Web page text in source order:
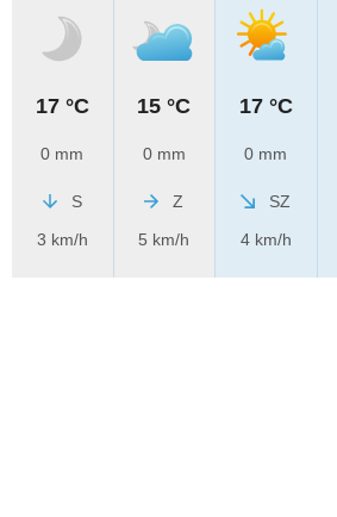
17 °C
0 mm
S
3 km/h
15 °C
0 mm
Z
5 km/h
17 °C
0 mm
SZ
4 km/h